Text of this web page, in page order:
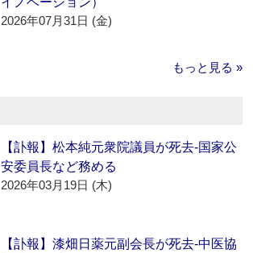
2026年07月31日 (金)
もっと見る »
【訃報】松本純元衆院議員が死去‐国家公
安委員長など務める
2026年03月19日 (木)
【訃報】漆畑日薬元副会長が死去‐中医協